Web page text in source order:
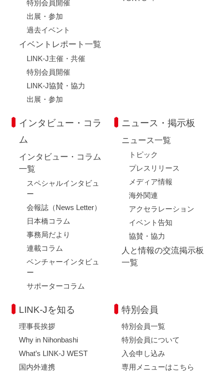
特別会員開催
出展・参加
過去イベント
イベントレポート一覧
LINK-J主催・共催
特別会員開催
LINK-J協賛・協力
出展・参加
インタビュー・コラ
ム
インタビュー・コラム
一覧
スペシャルインタビュ
ー
会報誌（News Letter）
日本橋コラム
事務局だより
連載コラム
ベンチャーインタビュ
ー
サポーターコラム
ニュース・掲示板
ニュース一覧
トピック
プレスリリース
メディア情報
海外関連
アクセラレーション
イベント告知
協賛・協力
人と情報の交流掲示板
一覧
LINK-Jを知る
理事長挨拶
Why in Nihonbashi
What’s LINK-J WEST
国内外連携
特別会員
特別会員一覧
特別会員について
入会申し込み
専用メニューはこちら